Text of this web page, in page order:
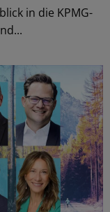
in die KPMG-